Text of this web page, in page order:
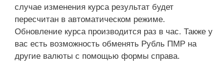
случае изменения курса результат будет
пересчитан в автоматическом режиме.
Обновление курса производится раз в час. Также у
вас есть возможность обменять Рубль ПМР на
другие валюты с помощью формы справа.